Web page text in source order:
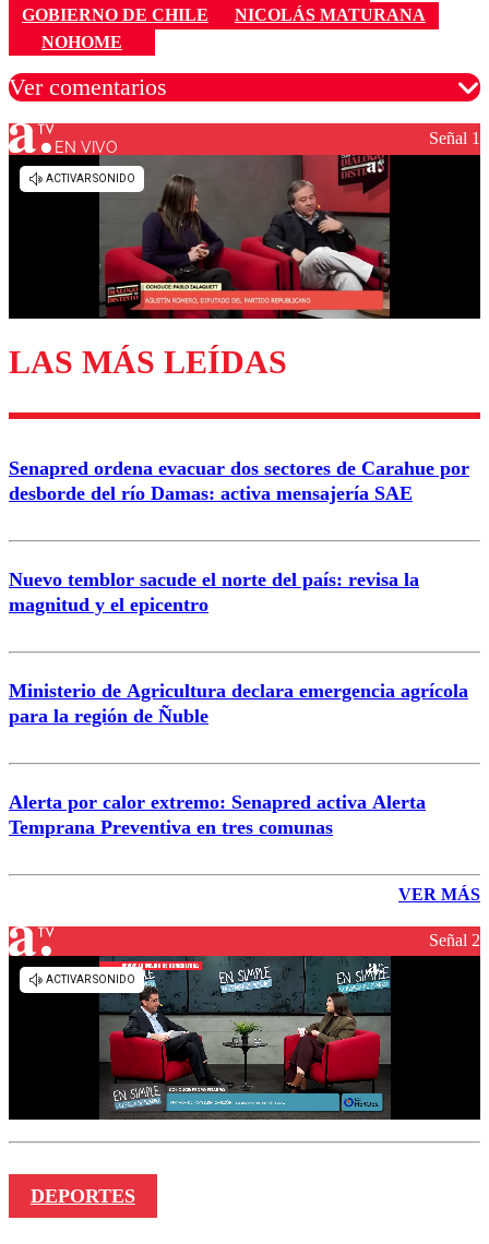
GOBIERNO DE CHILE
NICOLÁS MATURANA
NOHOME
Ver comentarios
Los comentarios son moderados para garantizar un
diálogo respetuoso.
Enviar comentario
EN VIVO Señal 1
LAS MÁS LEÍDAS
Senapred ordena evacuar dos sectores de Carahue por
desborde del río Damas: activa mensajería SAE
Nuevo temblor sacude el norte del país: revisa la
magnitud y el epicentro
Ministerio de Agricultura declara emergencia agrícola
para la región de Ñuble
Alerta por calor extremo: Senapred activa Alerta
Temprana Preventiva en tres comunas
VER MÁS
Señal 2
DEPORTES